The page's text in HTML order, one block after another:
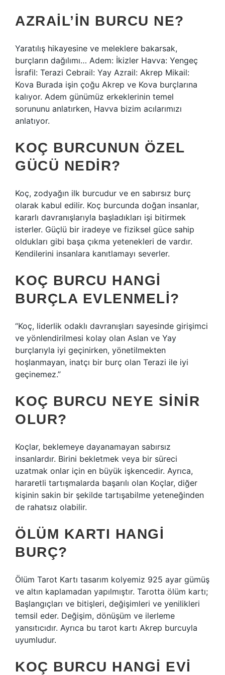
AZRAIL’IN BURCU NE?
Yaratılış hikayesine ve meleklere bakarsak,
burçların dağılımı… Adem: İkizler Havva: Yengeç
İsrafil: Terazi Cebrail: Yay Azrail: Akrep Mikail:
Kova Burada işin çoğu Akrep ve Kova burçlarına
kalıyor. Adem günümüz erkeklerinin temel
sorununu anlatırken, Havva bizim acılarımızı
anlatıyor.
KOÇ BURCUNUN ÖZEL
GÜCÜ NEDIR?
Koç, zodyağın ilk burcudur ve en sabırsız burç
olarak kabul edilir. Koç burcunda doğan insanlar,
kararlı davranışlarıyla başladıkları işi bitirmek
isterler. Güçlü bir iradeye ve fiziksel güce sahip
oldukları gibi başa çıkma yetenekleri de vardır.
Kendilerini insanlara kanıtlamayı severler.
KOÇ BURCU HANGI
BURÇLA EVLENMELI?
“Koç, liderlik odaklı davranışları sayesinde girişimci
ve yönlendirilmesi kolay olan Aslan ve Yay
burçlarıyla iyi geçinirken, yönetilmekten
hoşlanmayan, inatçı bir burç olan Terazi ile iyi
geçinemez.”
KOÇ BURCU NEYE SINIR
OLUR?
Koçlar, beklemeye dayanamayan sabırsız
insanlardır. Birini bekletmek veya bir süreci
uzatmak onlar için en büyük işkencedir. Ayrıca,
hararetli tartışmalarda başarılı olan Koçlar, diğer
kişinin sakin bir şekilde tartışabilme yeteneğinden
de rahatsız olabilir.
ÖLÜM KARTI HANGI
BURÇ?
Ölüm Tarot Kartı tasarım kolyemiz 925 ayar gümüş
ve altın kaplamadan yapılmıştır. Tarotta ölüm kartı;
Başlangıçları ve bitişleri, değişimleri ve yenilikleri
temsil eder. Değişim, dönüşüm ve ilerleme
yansıtıcıdır. Ayrıca bu tarot kartı Akrep burcuyla
uyumludur.
KOÇ BURCU HANGI EVI